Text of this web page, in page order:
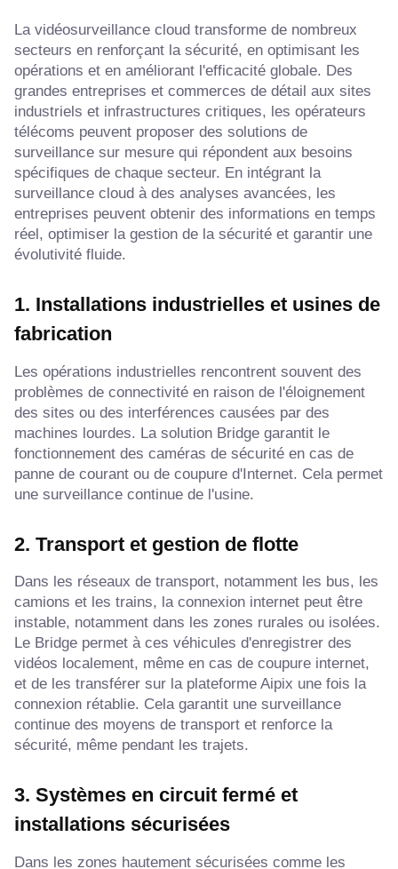
La vidéosurveillance cloud transforme de nombreux
secteurs en renforçant la sécurité, en optimisant les
opérations et en améliorant l'efficacité globale. Des
grandes entreprises et commerces de détail aux sites
industriels et infrastructures critiques, les opérateurs
télécoms peuvent proposer des solutions de
surveillance sur mesure qui répondent aux besoins
spécifiques de chaque secteur. En intégrant la
surveillance cloud à des analyses avancées, les
entreprises peuvent obtenir des informations en temps
réel, optimiser la gestion de la sécurité et garantir une
évolutivité fluide.
1. Installations industrielles et usines de
fabrication
Les opérations industrielles rencontrent souvent des
problèmes de connectivité en raison de l'éloignement
des sites ou des interférences causées par des
machines lourdes. La solution Bridge garantit le
fonctionnement des caméras de sécurité en cas de
panne de courant ou de coupure d'Internet. Cela permet
une surveillance continue de l'usine.
2. Transport et gestion de flotte
Dans les réseaux de transport, notamment les bus, les
camions et les trains, la connexion internet peut être
instable, notamment dans les zones rurales ou isolées.
Le Bridge permet à ces véhicules d'enregistrer des
vidéos localement, même en cas de coupure internet,
et de les transférer sur la plateforme Aipix une fois la
connexion rétablie. Cela garantit une surveillance
continue des moyens de transport et renforce la
sécurité, même pendant les trajets.
3. Systèmes en circuit fermé et
installations sécurisées
Dans les zones hautement sécurisées comme les